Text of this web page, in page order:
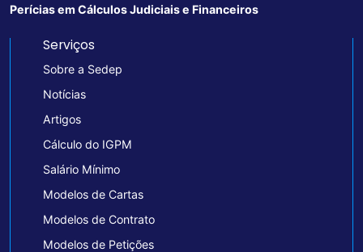
Perícias em Cálculos Judiciais e Financeiros
Serviços
Sobre a Sedep
Notícias
Artigos
Cálculo do IGPM
Salário Mínimo
Modelos de Cartas
Modelos de Contrato
Modelos de Petições